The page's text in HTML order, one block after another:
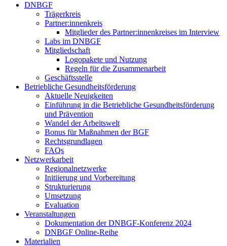
DNBGF
Trägerkreis
Partner:innenkreis
Mitglieder des Partner:innenkreises im Interview
Labs im DNBGF
Mitgliedschaft
Logopakete und Nutzung
Regeln für die Zusammenarbeit
Geschäftsstelle
Betriebliche Gesundheitsförderung
Aktuelle Neuigkeiten
Einführung in die Betriebliche Gesundheitsförderung
und Prävention
Wandel der Arbeitswelt
Bonus für Maßnahmen der BGF
Rechtsgrundlagen
FAQs
Netzwerkarbeit
Regionalnetzwerke
Initiierung und Vorbereitung
Strukturierung
Umsetzung
Evaluation
Veranstaltungen
Dokumentation der DNBGF-Konferenz 2024
DNBGF Online-Reihe
Materialien